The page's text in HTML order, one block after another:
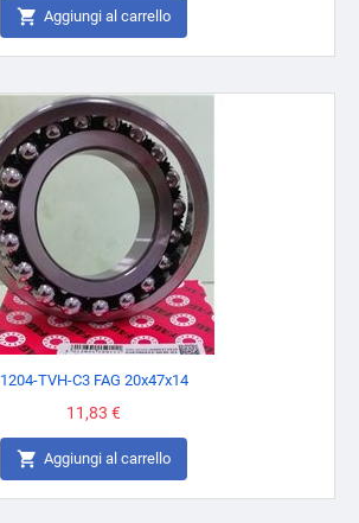
 Aggiungi al carrello
1204-TVH-C3 FAG 20x47x14
Prezzo
11,83 €
 Aggiungi al carrello